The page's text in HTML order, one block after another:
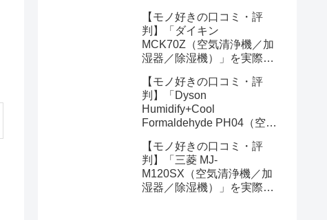
【モノ好きの口コミ・評
判】「ダイキン
MCK70Z（空気清浄機／加
湿器／除湿機）」を実際に
【モノ好きの口コミ・評
判】「Dyson
Humidify+Cool
Formaldehyde PH04（空気
機）」を実際に使ってみた
正直感想
【モノ好きの口コミ・評
判】「三菱 MJ-
M120SX（空気清浄機／加
湿器／除湿機）」を実際に